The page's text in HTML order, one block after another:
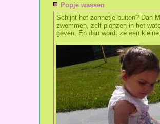
Popje wassen
Schijnt het zonnetje buiten? Dan
zwemmen, zelf plonzen in het
geven. En dan wordt ze een